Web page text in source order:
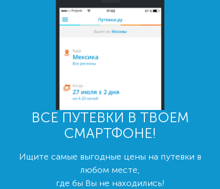
ВСЕ ПУТЕВКИ В ТВОЕМ
СМАРТФОНЕ!
Ищите самые выгодные цены на путевки в
любом месте,
где бы Вы не находились!